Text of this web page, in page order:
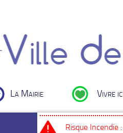
La Mairie Vivre
Risque Incendie